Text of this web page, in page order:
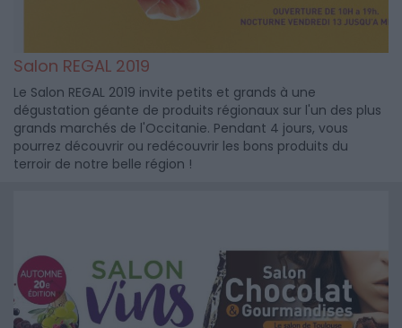
Salon REGAL 2019
Le Salon REGAL 2019 invite petits et grands à une
dégustation géante de produits régionaux sur l'un des plus
grands marchés de l'Occitanie. Pendant 4 jours, vous
pourrez découvrir ou redécouvrir les bons produits du
terroir de notre belle région !